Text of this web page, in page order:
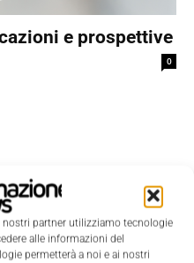
nostri partner utilizziamo tecnologie
alle informazioni del
permetterà a noi e ai nostri
e prospettive
0